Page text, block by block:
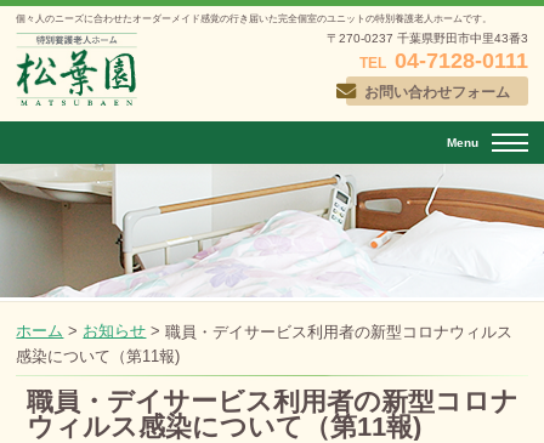
個々人のニーズに合わせたオーダーメイド感覚の行き届いた完全個室のユニットの特別養護老人ホームです。
〒270-0237 千葉県野田市中里43番3
TEL 04-7128-0111
お問い合わせフォーム
Menu
ホーム > お知らせ >職員・デイサービス利用者の新型コロナウィルス
感染について（第11報)
職員・デイサービス利用者の新型コロナ
ウィルス感染について（第11報)